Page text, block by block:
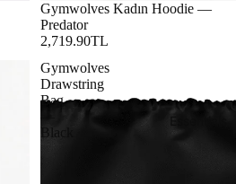
Gymwolves Kadın Hoodie —
Predator
2,719.90TL
Gymwolves
Drawstring
Bag
Black